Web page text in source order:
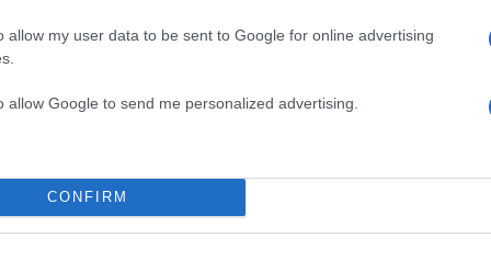
allow my user data to be sent to Google for online advertising
allow Google to send me personalized advertising.
CONFIRM